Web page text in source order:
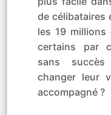
de célibataires
les 19 millions
certains par
sans
changer leur
accompagné ?